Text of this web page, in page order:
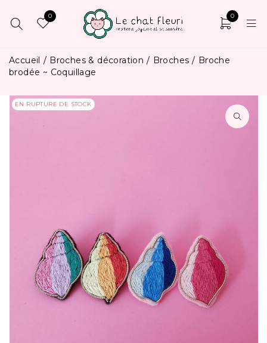
0 0
Accueil / Broches & décoration / Broches / Broche
brodée ~ Coquillage
EN RUPTURE DE STOCK